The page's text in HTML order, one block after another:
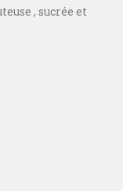
, sucrée et